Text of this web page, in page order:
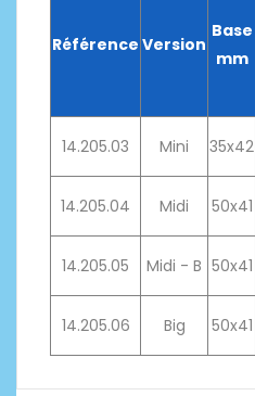
Référence Version
Base
mm
14.205.03 Mini 35x42
14.205.04 Midi 50x41
14.205.05 Midi - B 50x41
14.205.06 Big 50x41